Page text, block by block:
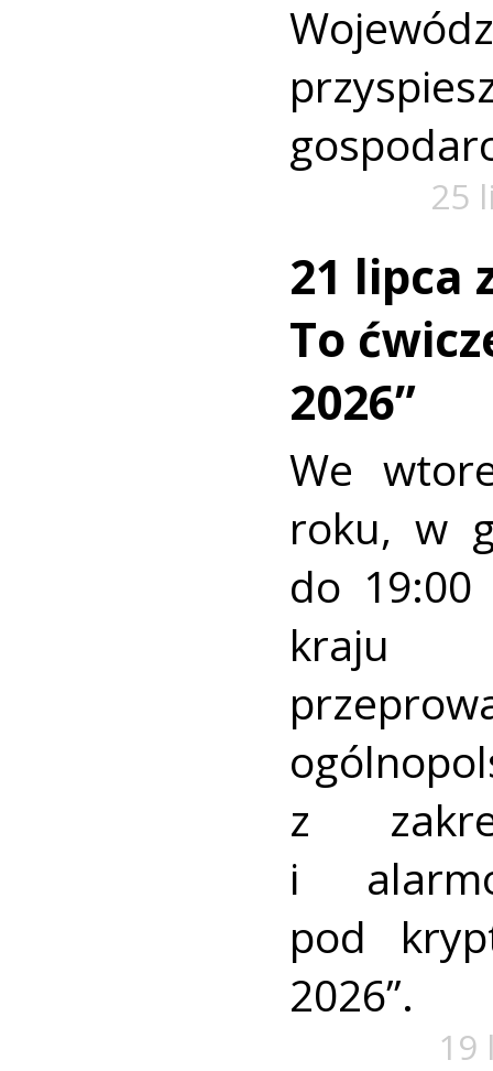
25
21 lipca
To
2026”
We
roku, w
do 19:00
z
i
pod
2026”.
19